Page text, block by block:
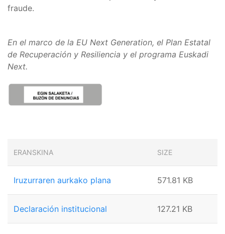
fraude.
En el marco de la EU Next Generation, el Plan Estatal
de Recuperación y Resiliencia y el programa Euskadi
Next.
ERANSKINA SIZE
Iruzurraren aurkako plana 571.81 KB
Declaración institucional 127.21 KB